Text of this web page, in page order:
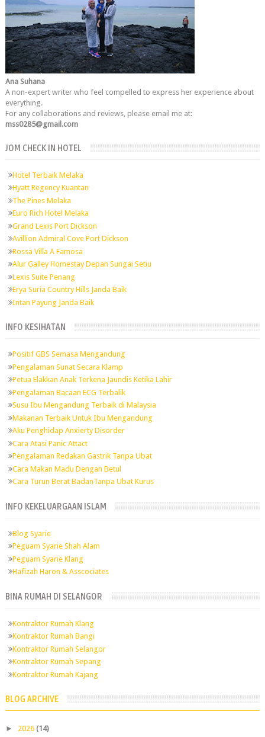
Ana Suhana
A non-expert writer who feel compelled to express her experience about
everything.
For any collaborations and reviews, please email me at:
mss0285@gmail.com
JOM CHECK IN HOTEL
Hotel Terbaik Melaka
Hyatt Regency Kuantan
The Pines Melaka
Euro Rich Hotel Melaka
Grand Lexis Port Dickson
Avillion Admiral Cove Port Dickson
Rossa Villa A Famosa
Alur Galley Homestay Depan Sungai Setiu
Lexis Suite Penang
Erya Suria Country Hills Janda Baik
Intan Payung Janda Baik
INFO KESIHATAN
Positif GBS Semasa Mengandung
Pengalaman Sunat Secara Klamp
Petua Elakkan Anak Terkena Jaundis Ketika Lahir
Pengalaman Bacaan ECG Terbalik
Susu Ibu Mengandung Terbaik di Malaysia
Makanan Terbaik Untuk Ibu Mengandung
Aku Penghidap Anxierty Disorder
Cara Atasi Panic Attact
Pengalaman Redakan Gastrik Tanpa Ubat
Cara Makan Madu Dengan Betul
Cara Turun Berat BadanTanpa Ubat Kurus
INFO KEKELUARGAAN ISLAM
Blog Syarie
Peguam Syarie Shah Alam
Peguam Syarie Klang
Hafizah Haron & Asscociates
BINA RUMAH DI SELANGOR
Kontraktor Rumah Klang
Kontraktor Rumah Bangi
Kontraktor Rumah Selangor
Kontraktor Rumah Sepang
Kontraktor Rumah Kajang
BLOG ARCHIVE
► 2026 (14)